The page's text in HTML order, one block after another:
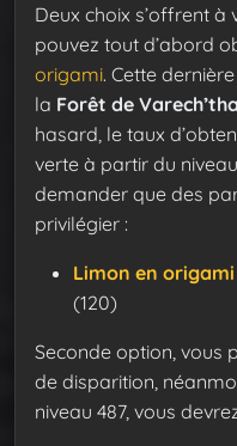
Deux choix s’offrent
pouvez tout d’abord
origami. Cette
la Forêt de
hasard, le taux
verte à partir du
demander que des
privilégier :
Limon en origami
(120)
Seconde option, vous
de disparition,
niveau 487, vous